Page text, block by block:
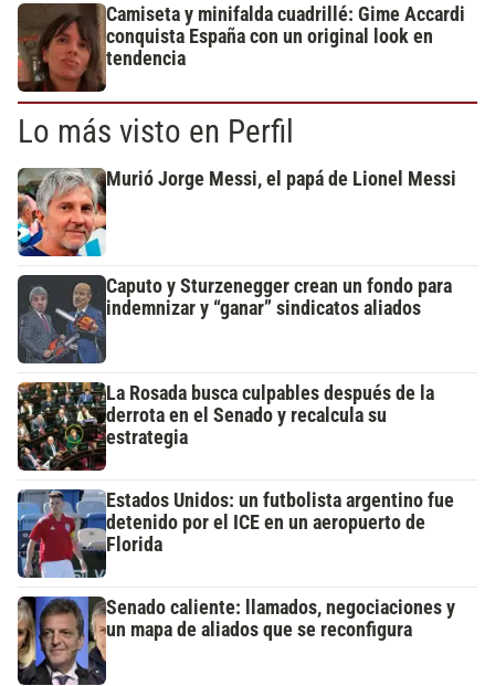
Camiseta y minifalda cuadrillé: Gime Accardi
conquista España con un original look en
tendencia
Lo más visto en Perfil
Murió Jorge Messi, el papá de Lionel Messi
Caputo y Sturzenegger crean un fondo para
indemnizar y “ganar” sindicatos aliados
La Rosada busca culpables después de la
derrota en el Senado y recalcula su
estrategia
Estados Unidos: un futbolista argentino fue
detenido por el ICE en un aeropuerto de
Florida
Senado caliente: llamados, negociaciones y
un mapa de aliados que se reconfigura